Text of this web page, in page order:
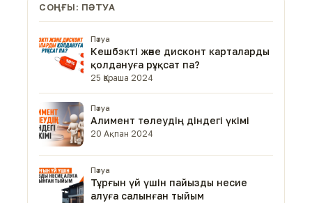
СОҢҒЫ: ПӘТУА
Пәтуа
Кешбэкті және дисконт карталарды
қолдануға рұқсат па?
25 Қараша 2024
Пәтуа
Алимент төлеудің діндегі үкімі
20 Ақпан 2024
Пәтуа
Тұрғын үй үшін пайызды несие
алуға салынған тыйым